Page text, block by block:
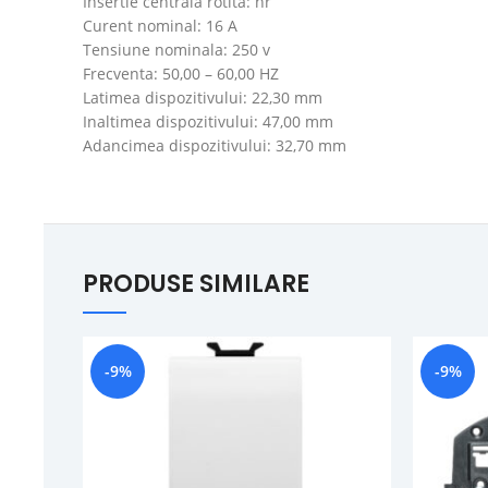
Curent nominal: 16 A
Tensiune nominala: 250 v
Frecventa: 50,00 – 60,00 HZ
Latimea dispozitivului: 22,30 mm
Inaltimea dispozitivului: 47,00 mm
Adancimea dispozitivului: 32,70 mm
PRODUSE SIMILARE
-9% -9%